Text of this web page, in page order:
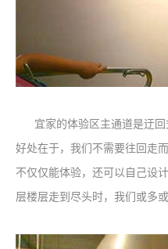
宜家的体验区主通道是迂回
好处在于，我们不需要往回走
不仅仅能体验，还可以自己设
层楼层走到尽头时，我们或多